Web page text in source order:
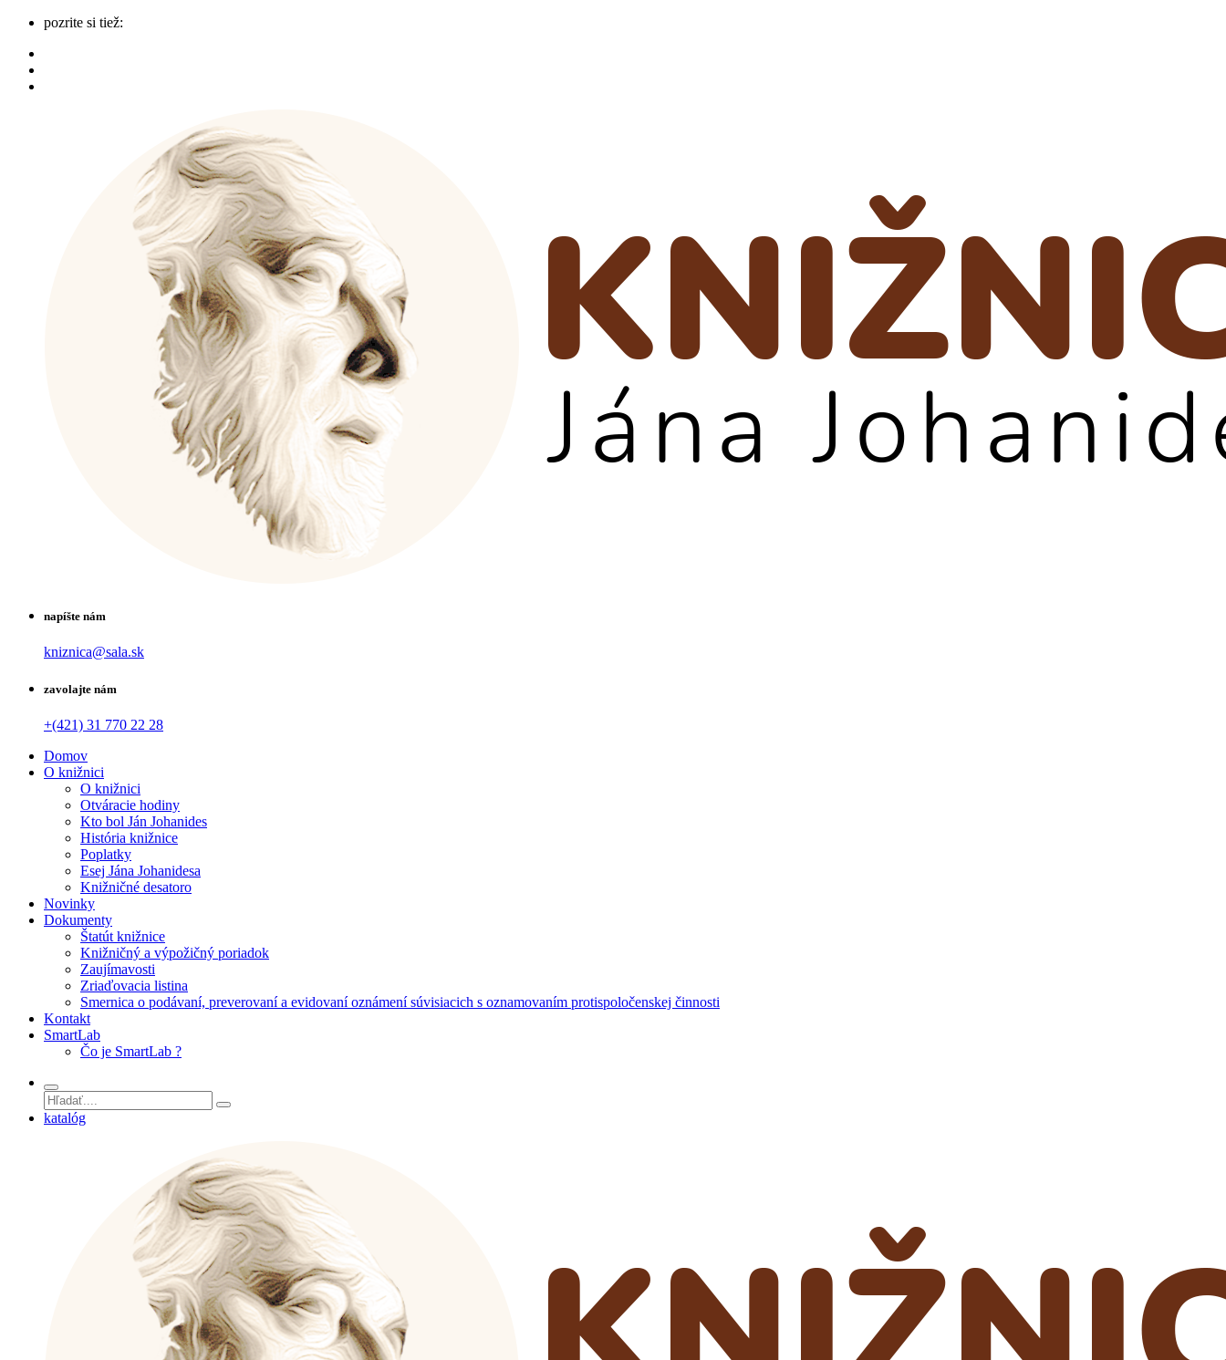
pozrite si tiež:
napíšte nám
kniznica@sala.sk
zavolajte nám
+(421) 31 770 22 28
Domov
O knižnici
O knižnici
Otváracie hodiny
Kto bol Ján Johanides
História knižnice
Poplatky
Esej Jána Johanidesa
Knižničné desatoro
Novinky
Dokumenty
Štatút knižnice
Knižničný a výpožičný poriadok
Zaujímavosti
Zriaďovacia listina
Smernica o podávaní, preverovaní a evidovaní oznámení súvisiacich s oznamovaním protispoločenskej činnosti
Kontakt
SmartLab
Čo je SmartLab ?
katalóg